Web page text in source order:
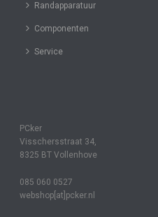
Randapparatuur
Componenten
Service
PCker
Visschersstraat 34,
8325 BT Vollenhove
085 060 0527
webshop[at]pcker.nl